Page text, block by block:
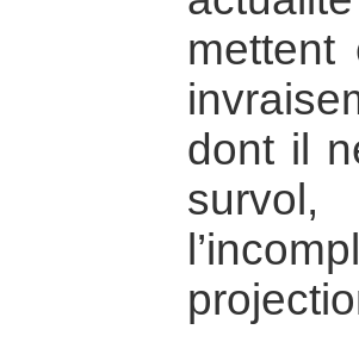
mettent
dont il